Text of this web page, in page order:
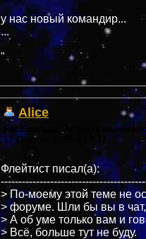
у нас новый командир...
...
"
Alice
Re: Бригада злобных
12 October, 2005 в 17:37
Флейтист писал(а):
> По-моему этой теме не
> форуме. Шли бы вы в чат,
> А об уме только вам и
> Всё, больше тут не буду.